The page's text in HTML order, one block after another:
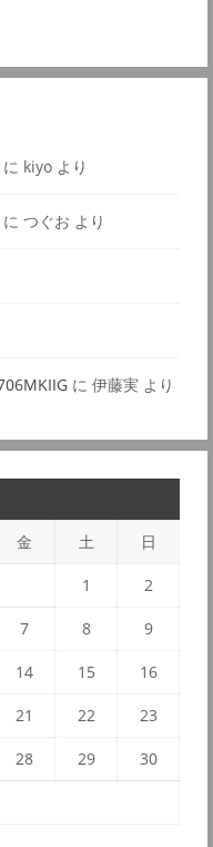
に kiyo より
に つぐお より
に 伊藤実 より
金 土 日
1 2
7 8 9
14 15 16
21 22 23
28 29 30